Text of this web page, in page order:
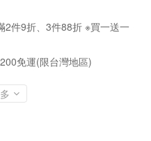
2件9折、3件88折 ※買一送一
免運(限台灣地區)